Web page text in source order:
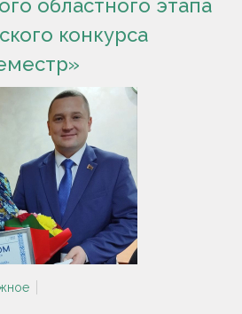
областного этапа
конкурса